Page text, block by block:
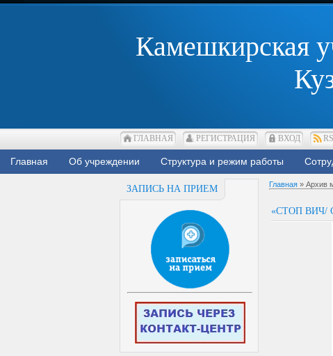
Камешкирская
ГЛАВНАЯ РЕГИСТРАЦИЯ ВХОД
Главная Об учреждении Структура и режим работы
ЗАПИСЬ НА ПРИЕМ Главная » Архив
«СТОП ВИЧ/